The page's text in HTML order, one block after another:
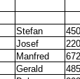
Stefan
Josef
Manfred
Gerald